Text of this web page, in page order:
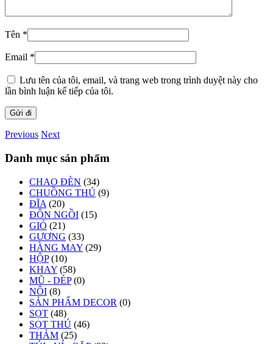
Tên *
Email *
Lưu tên của tôi, email, và trang web trong trình duyệt này cho
lần bình luận kế tiếp của tôi.
Previous Next
Danh mục sản phẩm
CHAO ĐÈN (34)
CHUỒNG THÚ (9)
ĐĨA (20)
ĐÔN NGỒI (15)
GIỎ (21)
GƯƠNG (33)
HÀNG MAY (29)
HỘP (10)
KHAY (58)
MŨ - DÉP (0)
NÔI (8)
SẢN PHẨM DECOR (0)
SỌT (48)
SỌT THÚ (46)
THẢM (25)